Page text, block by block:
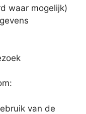
waar mogelijk)
van de